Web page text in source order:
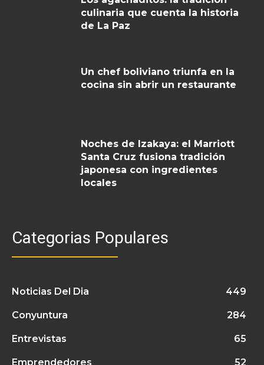
culinaria que cuenta la historia
de La Paz
Un chef boliviano triunfa en la
cocina sin abrir un restaurante
Noches de Izakaya: el Marriott
Santa Cruz fusiona tradición
japonesa con ingredientes
locales
Categorias Populares
Noticias Del Dia 449
Conyuntura 284
Entrevistas 65
Emprendedores 52